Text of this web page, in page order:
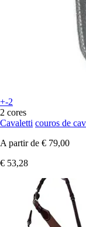
+-2
2 cores
Cavaletti couros de
A partir de € 79,00
€ 53,28